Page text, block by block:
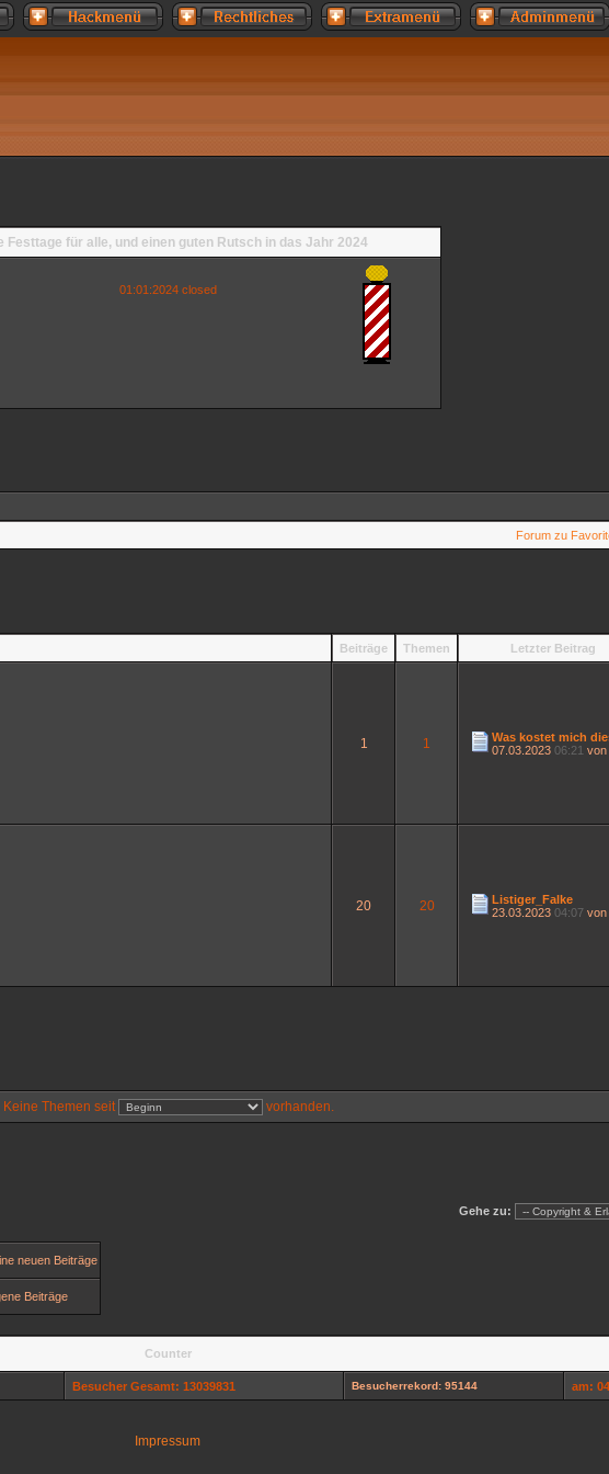
Festtage für alle, und einen guten Rutsch in das Jahr 2024
01:01:2024 closed
Forum zu
Beiträge Themen Letzter Beitrag
1 1
Was kostet mich
07.03.2023 06:21 von
20 20
Listiger_Falke
23.03.2023 04:07 von
Keine Themen seit vorhanden.
Gehe zu:
neuen Beiträge
Beiträge
Counter
Besucher Gesamt: 13039831 Besucherrekord: 95144 am:
Impressum